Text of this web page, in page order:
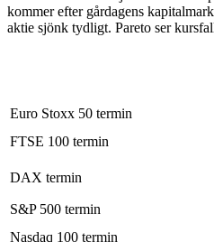
kommer efter gårdagens
aktie sjönk tydligt. Pareto ser
Euro Stoxx 50 termin
FTSE 100 termin
DAX termin
S&P 500 termin
Nasdaq 100 termin